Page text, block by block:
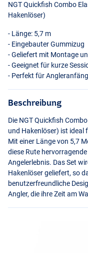
NGTQuickfish Combo
Hakenlöser)
- Länge: 5,7 m
- Eingebauter Gummizug
- Geliefert mit Montage
- Geeignet für kurze
- Perfekt für
Beschreibung
Die NGTQuickfish
und Hakenlöser) ist ideal
Mit einer Länge von 5,7
diese Rute
Angelerlebnis. Das Set
Hakenlöser geliefert, so
benutzerfreundliche
Angler, die ihre Zeit am